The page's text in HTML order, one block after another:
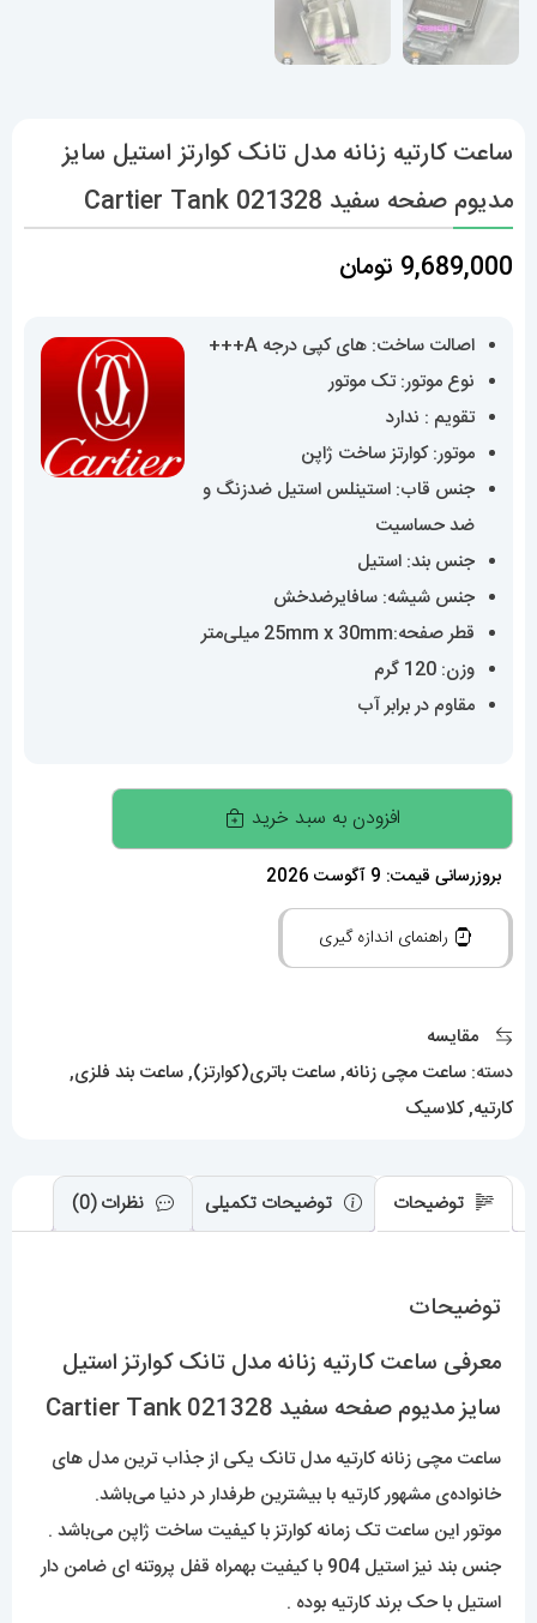
ساعت کارتیه زنانه مدل تانک کوارتز استیل سایز
مدیوم صفحه سفید Cartier Tank 021328
9,689,000 تومان
اصالت ساخت: های کپی درجه A+++
نوع موتور: تک موتور
تقویم : ندارد
موتور: کوارتز ساخت ژاپن
جنس قاب: استینلس استیل ضدزنگ و
ضد حساسیت
جنس بند: استیل
جنس شیشه: سافایرضدخش
قطر صفحه:25mm x 30mm میلی‌متر
وزن: 120 گرم
مقاوم در برابر آب
ساعت
کارتیه
زنانه
مدل
استیل
صفحه
Cartier
Tank
عدد
افزودن به سبد خرید
بروزرسانی قیمت: 9 آگوست 2026
راهنمای اندازه گیری
مقایسه
دسته: ساعت مچی زنانه,ساعت باتری(کوارتز),ساعت بند فلزی,
کارتیه,کلاسیک
توضیحات توضیحات تکمیلی نظرات (0)
توضیحات
معرفی ساعت کارتیه زنانه مدل تانک کوارتز استیل
سایز مدیوم صفحه سفید Cartier Tank 021328
ساعت مچی زنانه کارتیه مدل تانک یکی از جذاب ترین مدل های
خانواده‌ی مشهور کارتیه با بیشترین طرفدار در دنیا می‌باشد.
موتور این ساعت تک زمانه کوارتز با کیفیت ساخت ژاپن می‌باشد .
جنس بند نیز استیل 904 با کیفیت بهمراه قفل پروتنه ای ضامن دار
استیل با حک برند کارتیه بوده .